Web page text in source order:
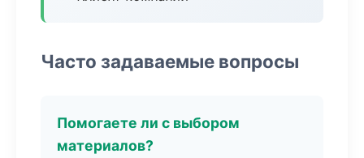
Часто задаваемые вопросы
Помогаете ли с выбором
материалов?